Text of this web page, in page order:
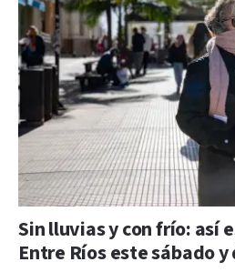
Sin lluvias y con frío: así
Entre Ríos este sábado